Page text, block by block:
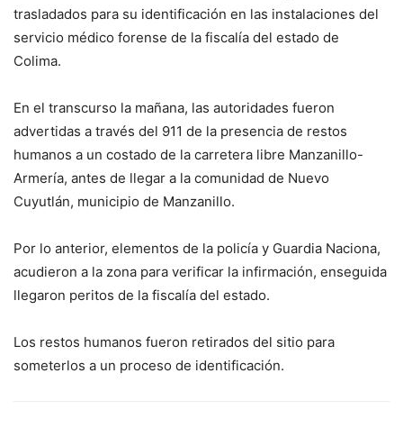
trasladados para su identificación en las instalaciones del
servicio médico forense de la fiscalía del estado de
Colima.
En el transcurso la mañana, las autoridades fueron
advertidas a través del 911 de la presencia de restos
humanos a un costado de la carretera libre Manzanillo-
Armería, antes de llegar a la comunidad de Nuevo
Cuyutlán, municipio de Manzanillo.
Por lo anterior, elementos de la policía y Guardia Naciona,
acudieron a la zona para verificar la infirmación, enseguida
llegaron peritos de la fiscalía del estado.
Los restos humanos fueron retirados del sitio para
someterlos a un proceso de identificación.